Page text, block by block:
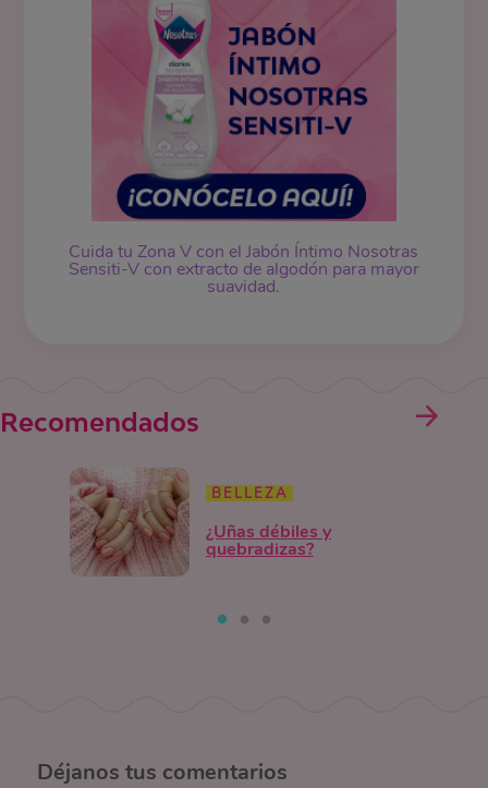
Cuida tu Zona V con el Jabón Íntimo Nosotras
Sensiti-V con extracto de algodón para mayor
suavidad.
Recomendados
BELLEZA
¿Uñas débiles y
quebradizas?
Déjanos tus comentarios